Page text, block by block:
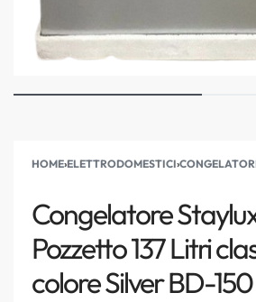
HOME›ELETTRODOMESTICI›
Congelatore
Pozzetto 137 Litri
colore Silver BD-150